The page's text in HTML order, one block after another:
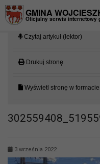
GMINA
Oficjalny serwis internetowy
Czytaj artykuł (lektor)
Drukuj stronę
Wyświetl stronę w
3 września 2022